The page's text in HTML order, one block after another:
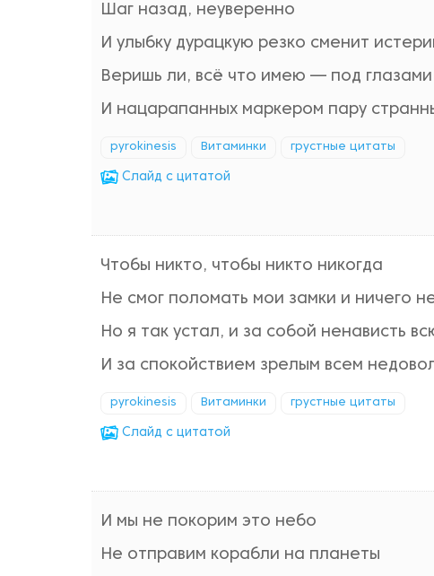
Шаг назад, неуверенно
И улыбку дурацкую резко сменит
Веришь ли, всё что имею — под
И нацарапанных маркером пару
pyrokinesis Витаминки грустные цитаты
Cлайд с цитатой
Чтобы никто, чтобы никто никогда
Не смог поломать мои замки и ничего
Но я так устал, и за собой ненависть
И за спокойствием зрелым всем
pyrokinesis Витаминки грустные цитаты
Cлайд с цитатой
И мы не покорим это небо
Не отправим корабли на планеты